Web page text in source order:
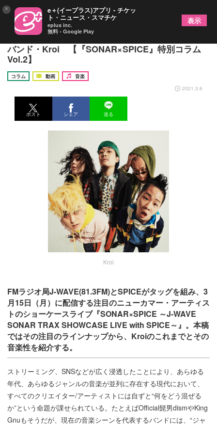
センスと技術、独創的なミクスチャー感覚を持った
バンド・Kroi 【『SONAR×SPICE』特別コラム
Vol.2】
コラム 動画
音楽
2021.3.6
ポスト シェア 送る
Kroi
FMラジオ局J-WAVE(81.3FM)とSPICEがタッグを組み、3
月15日（月）に配信する注目のニューカマー・アーティス
トのショーケースライブ『SONAR×SPICE ～J-WAVE
SONAR TRAX SHOWCASE LIVE with SPICE～』。本稿
ではその注目のラインナップから、Kroiのこれまでとその
音楽性を紹介する。
ストリーミング、SNSなどが広く浸透したことにより、あらゆる
年代、あらゆるジャンルの音楽が並列に存在する現代において、
すべてのクリエイター/アーティストには自ずと“何をどう混ぜる
か”という命題が課せられている。たとえばOfficial髭男dismやKing
Gnuもそうだが、現在の音楽シーンを代表するバンドには、“ジャ
× e＋(イープラス)アプリ - チケッ
ト・ニュース・スマチケ
eplus inc.
無料 - Google Play
表示